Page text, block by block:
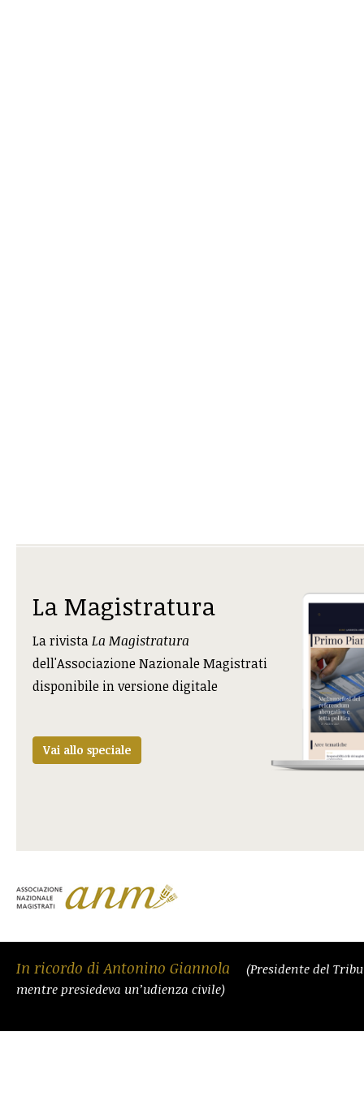
La Magistratura
La rivistaLa Magistratura
dell'Associazione Nazionale Magistrati
disponibile in versione digitale
Vai allo speciale
In ricordo di Antonino Giannola
(Presidente del
mentre presiedeva un’udienza civile)